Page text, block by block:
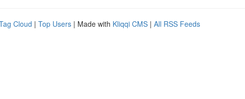
Cloud | Top Users | Made with Kliqqi CMS | All RSS Feeds